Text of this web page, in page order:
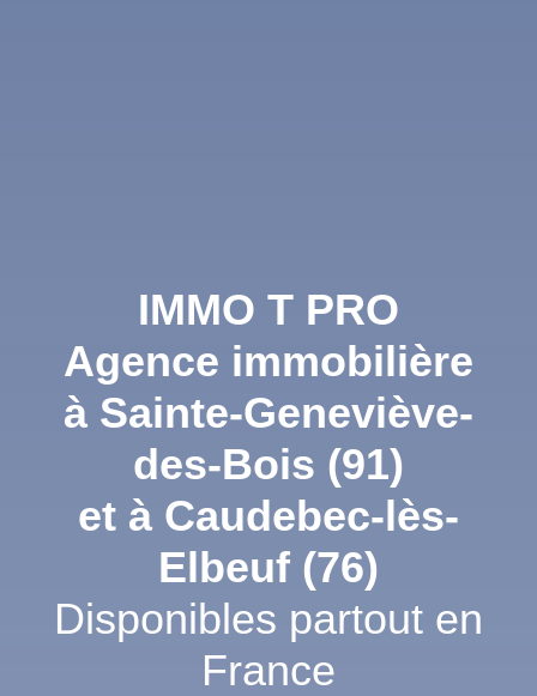
IMMO T PRO
Agence immobilière
à Sainte-Geneviève-
des-Bois (91)
et à Caudebec-lès-
Elbeuf (76)
Disponibles partout en
France